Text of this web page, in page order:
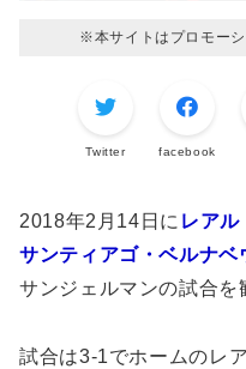
※本サイトはプロモー
Twitter facebook
2018年2月14日に レアル
サンティアゴ・ベルナベ
サンジェルマンの試合を
試合は3-1でホームのレ